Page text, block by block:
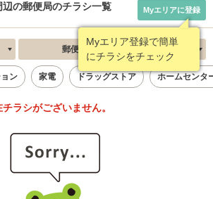
の郵便局のチラシ一覧
Myエリア登録で簡単
にチラシをチェック
Myエリアに登録
郵便局 新着順
ン 家電 ドラッグストア ホームセンタ
ラシがございません。